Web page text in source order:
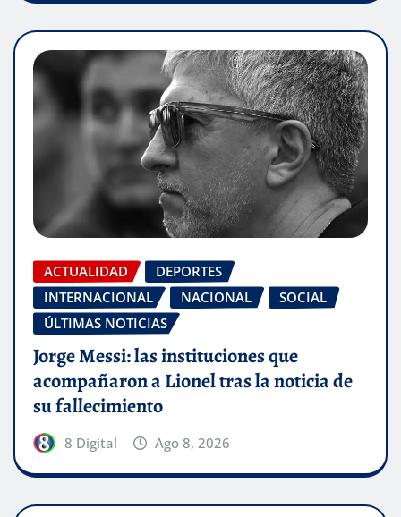
ACTUALIDAD
DEPORTES
INTERNACIONAL
NACIONAL
SOCIAL
ÚLTIMAS NOTICIAS
Jorge Messi: las instituciones que
acompañaron a Lionel tras la noticia de
su fallecimiento
8 Digital Ago 8, 2026